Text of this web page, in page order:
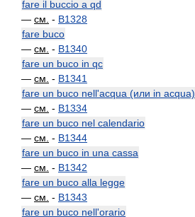
fare il buccio a qd
— см. - B1328
fare buco
— см. - B1340
fare un buco in qc
— см. - B1341
fare un buco nell'acqua (или in acqua)
— см. - B1334
fare un buco nel calendario
— см. - B1344
fare un buco in una cassa
— см. - B1342
fare un buco alla legge
— см. - B1343
fare un buco nell'orario